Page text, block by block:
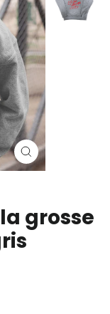
Fermer
(Esc)
grosse